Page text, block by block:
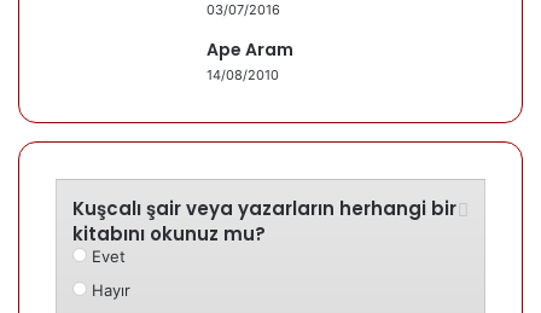
03/07/2016
Ape Aram
14/08/2010
Kuşcalı şair veya yazarların herhangi bir
kitabını okunuz mu?
Evet
Hayır